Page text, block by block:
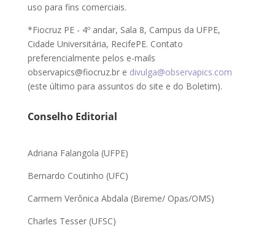
uso para fins comerciais.
*Fiocruz PE - 4º andar, Sala 8, Campus da UFPE,
Cidade Universitária, RecifePE. Contato
preferencialmente pelos e-mails
observapics@fiocruz.br e divulga@observapics.com
(este último para assuntos do site e do Boletim).
Conselho Editorial
Adriana Falangola (UFPE)
Bernardo Coutinho (UFC)
Carmem Verônica Abdala (Bireme/ Opas/OMS)
Charles Tesser (UFSC)